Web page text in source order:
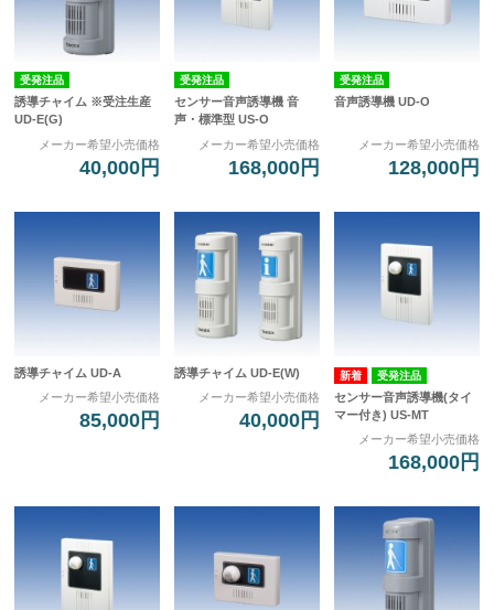
受発注品
誘導チャイム ※受注生産
UD-E(G)
メーカー希望小売価格
40,000円
受発注品
センサー音声誘導機 音
声・標準型 US-O
メーカー希望小売価格
168,000円
受発注品
音声誘導機 UD-O
メーカー希望小売価格
128,000円
誘導チャイム UD-A
メーカー希望小売価格
85,000円
誘導チャイム UD-E(W)
メーカー希望小売価格
40,000円
受発注品
センサー音声誘導機(タイ
マー付き) US-MT
メーカー希望小売価格
168,000円